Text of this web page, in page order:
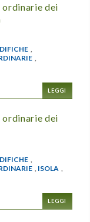
dei
LEGGI
dei
,
, ISOLA ,
LEGGI